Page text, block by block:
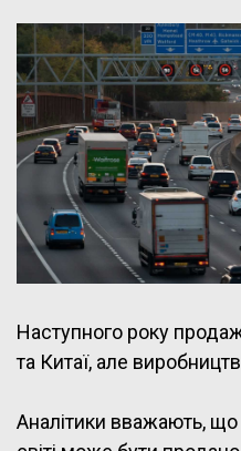
Наступного року
та Китаї, але
Аналітики вважають,